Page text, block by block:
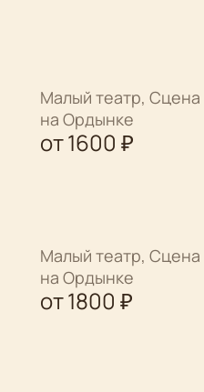
Малый театр, Сцена
на Ордынке
от1600 ₽
Малый театр, Сцена
на Ордынке
от1800 ₽